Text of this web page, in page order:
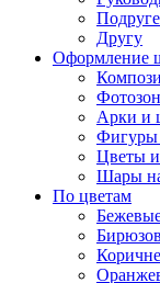
Подруге
Другу
Оформление
Арки и
Фигуры
Цветы
Шары
По цветам